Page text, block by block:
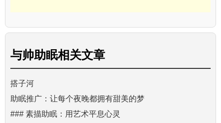
与帅助眠相关文章
搭子河
助眠推广：让每个夜晚都拥有甜美的梦
### 素描助眠：用艺术平息心灵